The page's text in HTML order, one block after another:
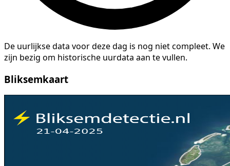
De uurlijkse data voor deze dag is nog niet compleet. We
zijn bezig om historische uurdata aan te vullen.
Bliksemkaart